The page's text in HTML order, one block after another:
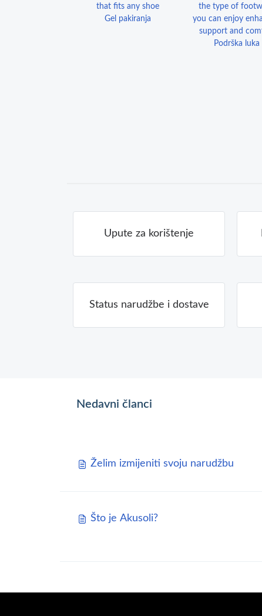
Gel pakiranja
Podrška luka
Upute za korištenje
Status narudžbe i dostave
Nedavni članci
Želim izmijeniti svoju narudžbu
Što je Akusoli?